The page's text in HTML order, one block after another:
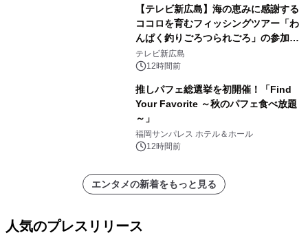
【テレビ新広島】海の恵みに感謝する
ココロを育むフィッシングツアー「わ
んぱく釣りごろつられごろ」の参加小
学生を募集
テレビ新広島
12時間前
推しパフェ総選挙を初開催！「Find
Your Favorite ～秋のパフェ食べ放題
～」
福岡サンパレス ホテル＆ホール
12時間前
エンタメの新着をもっと見る
人気のプレスリリース